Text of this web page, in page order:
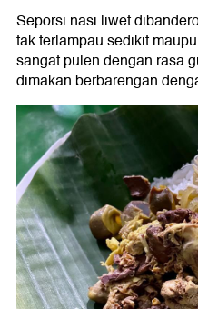
Seporsi nasi liwet
tak terlampau sedikit
sangat pulen dengan rasa
dimakan berbarengan